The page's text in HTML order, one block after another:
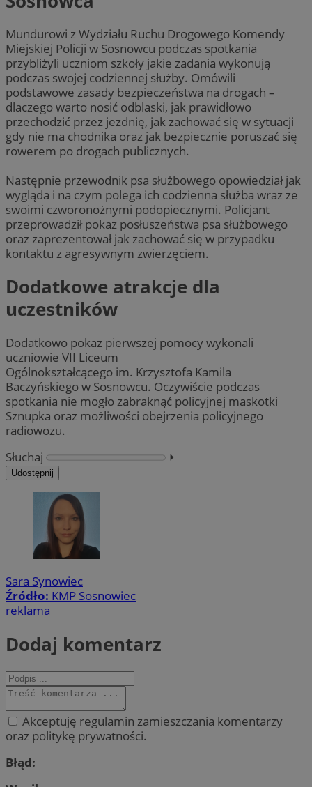
Mundurowi z Wydziału Ruchu Drogowego Komendy
Miejskiej Policji w Sosnowcu podczas spotkania
przybliżyli uczniom szkoły jakie zadania wykonują
podczas swojej codziennej służby. Omówili
podstawowe zasady bezpieczeństwa na drogach –
dlaczego warto nosić odblaski, jak prawidłowo
przechodzić przez jezdnię, jak zachować się w sytuacji
gdy nie ma chodnika oraz jak bezpiecznie poruszać się
rowerem po drogach publicznych.
Następnie przewodnik psa służbowego opowiedział jak
wygląda i na czym polega ich codzienna służba wraz ze
swoimi czworonożnymi podopiecznymi. Policjant
przeprowadził pokaz posłuszeństwa psa służbowego
oraz zaprezentował jak zachować się w przypadku
kontaktu z agresywnym zwierzęciem.
Dodatkowe atrakcje dla
uczestników
Dodatkowo pokaz pierwszej pomocy wykonali
uczniowie VII Liceum
Ogólnokształcącego im. Krzysztofa Kamila
Baczyńskiego w Sosnowcu. Oczywiście podczas
spotkania nie mogło zabraknąć policyjnej maskotki
Sznupka oraz możliwości obejrzenia policyjnego
radiowozu.
Słuchaj
⏵︎
Udostępnij
Sara Synowiec
Źródło: KMP Sosnowiec
reklama
Dodaj komentarz
Akceptuję regulamin zamieszczania komentarzy
oraz politykę prywatności.
Błąd: